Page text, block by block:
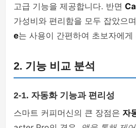
고급 기능을 제공합니다. 반면
가성비와 편리함을 모두 잡았으
e는 사용이 간편하여 초보자에게
2. 기능 비교 분석
2-1. 자동화 기능과 편리성
스마트 커피머신의 큰 장점은 자